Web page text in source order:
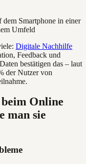
Digitale Nachhilfe
Feedback und
bestätigen das – laut
der Nutzer von
Online
man sie